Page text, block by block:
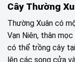
Cây Thường
Thường Xuân có
Vạn Niên, thân
có thể trồng cây
lên các song cửa